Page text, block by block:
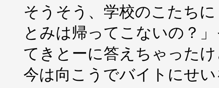
そうそう、学校のこたち
とみは帰ってこないの？
てきとーに答えちゃった
今は向こうでバイトにせ